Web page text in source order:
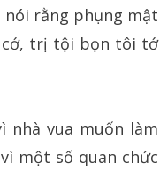
nói rằng phụng mật
cớ, trị tội bọn tôi tớ
nhà vua muốn làm
một số quan chức